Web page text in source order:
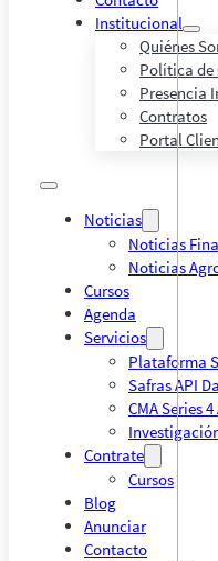
Institucional
Quiénes
Política de
Presencia
Contratos
Portal
Noticias
Noticias
Noticias
Cursos
Agenda
Servicios
Plataforma
Safras API
CMA Series
Contrate
Cursos
Blog
Anunciar
Contacto